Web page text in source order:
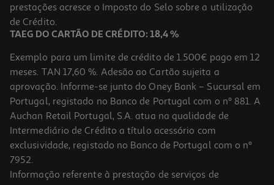
1.149,99 €
prestações acresce o Imposto do Selo sobre a utilização
de Crédito.
TAEG DO CARTÃO DE CRÉDITO: 18,4 %
Exemplo para um limite de crédito de 1.500€ pago em 12
meses. TAN 17,60 %. Adesão ao Cartão sujeita a
aprovação. Informe-se junto do Oney Bank – Sucursal em
Portugal, registado no Banco de Portugal com o nº 881. A
Auchan Retail Portugal, S.A. atua na qualidade de
Intermediário de Crédito a título acessório com
exclusividade, registado no Banco de Portugal com o nº
7952.
Informação referente à prestação de serviços de